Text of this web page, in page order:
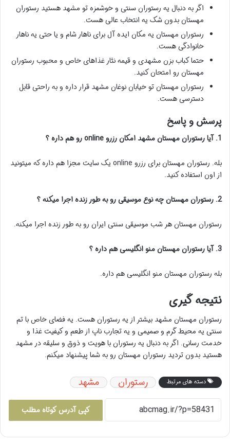
اگر به دنبال یه رستوران سنتی و خوشمزه تو مشهد هستید رستوران
مهستان بدون شک یه انتخاب عالی هست.
رستوران مهستان یه مکان ایده آل برای ناهار شام و یا حتی یه ناهار
خانوادگی هست.
حتما کباب بزن مشهدی و قیمه نثار غذاهای خاص و محبوب رستوران
مهستان رو امتحان کنید.
رستوران مهستان تو خیابان نوغان مشهد قرار داره و به راحتی قابل
دسترسی هست.
پرسش و پاسخ
1. آیا رستوران مهستان مشهد امکان رزرو online رو هم داره ؟
بله. رستوران مهستان برای رزرو online یک سایت مجزا هم داره که میتونید
از اون استفاده کنید.
2. رستوران مهستان چه نوع موسیقی رو به طور زنده اجرا میکنه ؟
رستوران مهستان هر شب موسیقی سنتی ایران رو به طور زنده اجرا میکنه.
3. آیا رستوران مهستان منو انگلیسی هم داره ؟
بله رستوران مهستان منو انگلیسی هم داره.
نتیجه گیری
رستوران مهستان مشهد بیشتر از یه رستوران هست. یه فضای خاص با تم
سنتی یه محیط گرم و صمیمی و یه تجارب ناپ از طعم و کیفیت غذا و
خدمت رسانی. اگر به دنبال یه رستوران با هویت و ذوق و سلیقه در مشهد
هستید بدون تردید رستوران مهستان رو به شما پیشنهاد میکنم.
دسته های مرتبط رستوران مشهد
کپی آدرس کوتاه مطلب